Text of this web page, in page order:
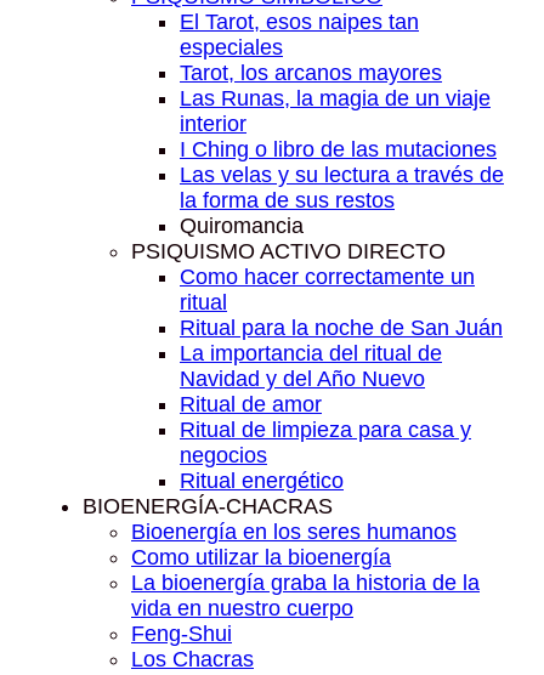
El Tarot, esos naipes tan
especiales
Tarot, los arcanos mayores
Las Runas, la magia de un viaje
interior
I Ching o libro de las mutaciones
Las velas y su lectura a través de
la forma de sus restos
Quiromancia
PSIQUISMO ACTIVO DIRECTO
Como hacer correctamente un
ritual
Ritual para la noche de San Juán
La importancia del ritual de
Navidad y del Año Nuevo
Ritual de amor
Ritual de limpieza para casa y
negocios
Ritual energético
BIOENERGÍA-CHACRAS
Bioenergía en los seres humanos
Como utilizar la bioenergía
La bioenergía graba la historia de la
vida en nuestro cuerpo
Feng-Shui
Los Chacras